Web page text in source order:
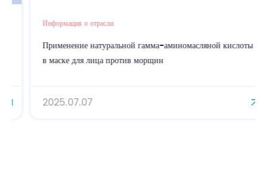
Информация о отрасли
Применение натуральной гамма-аминомасляной кислоты
в маске для лица против морщин
2025.07.07